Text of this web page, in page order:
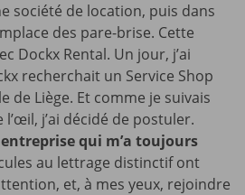
société de location, puis dans
des pare-brise. Cette
Dockx Rental. Un jour, j’ai
recherchait un Service Shop
de Liège. Et comme je suivais
j’ai décidé de postuler.
entreprise qui m’a toujours
au lettrage distinctif ont
et, à mes yeux, rejoindre